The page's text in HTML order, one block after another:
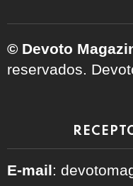
© Devoto
reservados.
E-mail: